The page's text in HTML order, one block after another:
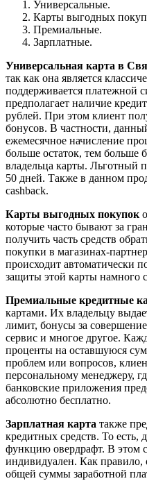
Универсальные.
Карты выгодных
Премиальные.
Зарплатные.
Универсальная карта в
так как она является
поддерживается платежной
предполагает наличие
рублей. При этом клиент
бонусов. В частности,
ежемесячное начисление
больше остаток, тем больше
владельца карты. Льготный
50 дней. Также в данном
cashback.
Карты выгодных покупок
которые часто бывают за
получить часть средств
покупки в магазинах-
происходит автоматически
защиты этой карты намного
Премиальные кредитные
картами. Их владельцу
лимит, бонусы за
сервис и многое другое.
проценты на оставшуюся
проблем или вопросов,
персональному менеджеру,
банковские приложения
абсолютно бесплатно.
Зарплатная карта также
кредитных средств. То
функцию овердрафт. В этом
индивидуален. Как правило,
общей суммы заработной